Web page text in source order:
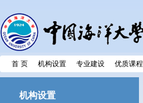
首 页 机构设置 专业建设 优质课程
机构设置